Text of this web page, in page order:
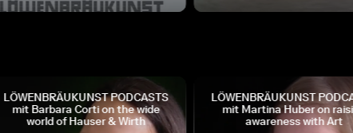
LÖWENBRÄUKUNST PODCASTS
mit Barbara Corti on the wide
world of Hauser & Wirth
LÖWENBRÄUKUNST
mit Martina Huber on
awareness with Art